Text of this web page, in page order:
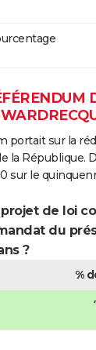
portait sur la
la République.
sur le
de loi
du
?
%